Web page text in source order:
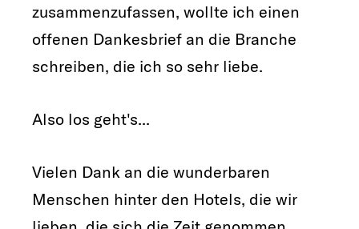
zusammenzufassen, wollte ich einen
offenen Dankesbrief an die Branche
schreiben, die ich so sehr liebe.
Also los geht's...
Vielen Dank an die wunderbaren
Menschen hinter den Hotels, die wir